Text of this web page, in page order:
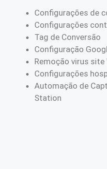
Configurações de
Configurações
Tag de Conversão
Configuração
Remoção virus site
Configurações
Automação de
Station